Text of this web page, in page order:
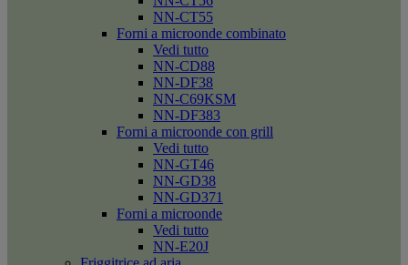
NN-CT55
Forni a microonde combinato
Vedi tutto
NN-CD88
NN-DF38
NN-C69KSM
NN-DF383
Forni a microonde con grill
Vedi tutto
NN-GT46
NN-GD38
NN-GD371
Forni a microonde
Vedi tutto
NN-E20J